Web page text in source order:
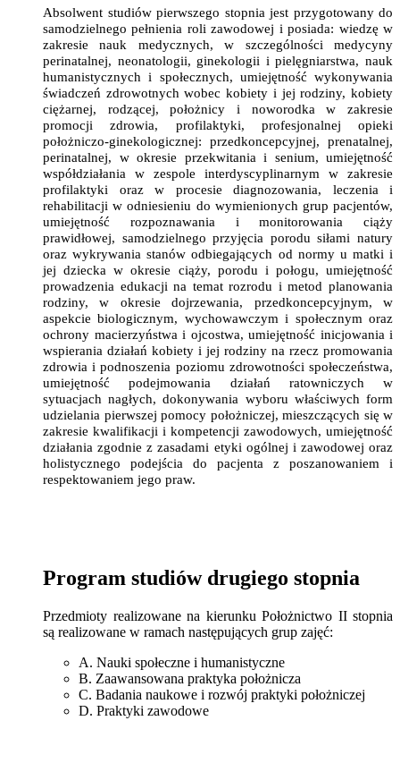
Absolwent studiów pierwszego stopnia jest przygotowany do
samodzielnego pełnienia roli zawodowej i posiada: wiedzę w
zakresie nauk medycznych, w szczególności medycyny
perinatalnej, neonatologii, ginekologii i pielęgniarstwa, nauk
humanistycznych i społecznych, umiejętność wykonywania
świadczeń zdrowotnych wobec kobiety i jej rodziny, kobiety
ciężarnej, rodzącej, położnicy i noworodka w zakresie
promocji zdrowia, profilaktyki, profesjonalnej opieki
położniczo-ginekologicznej: przedkoncepcyjnej, prenatalnej,
perinatalnej, w okresie przekwitania i senium, umiejętność
współdziałania w zespole interdyscyplinarnym w zakresie
profilaktyki oraz w procesie diagnozowania, leczenia i
rehabilitacji w odniesieniu do wymienionych grup pacjentów,
umiejętność rozpoznawania i monitorowania ciąży
prawidłowej, samodzielnego przyjęcia porodu siłami natury
oraz wykrywania stanów odbiegających od normy u matki i
jej dziecka w okresie ciąży, porodu i połogu, umiejętność
prowadzenia edukacji na temat rozrodu i metod planowania
rodziny, w okresie dojrzewania, przedkoncepcyjnym, w
aspekcie biologicznym, wychowawczym i społecznym oraz
ochrony macierzyństwa i ojcostwa, umiejętność inicjowania i
wspierania działań kobiety i jej rodziny na rzecz promowania
zdrowia i podnoszenia poziomu zdrowotności społeczeństwa,
umiejętność podejmowania działań ratowniczych w
sytuacjach nagłych, dokonywania wyboru właściwych form
udzielania pierwszej pomocy położniczej, mieszczących się w
zakresie kwalifikacji i kompetencji zawodowych, umiejętność
działania zgodnie z zasadami etyki ogólnej i zawodowej oraz
holistycznego podejścia do pacjenta z poszanowaniem i
respektowaniem jego praw.
Program studiów drugiego stopnia
Przedmioty realizowane na kierunku Położnictwo II stopnia
są realizowane w ramach następujących grup zajęć:
A. Nauki społeczne i humanistyczne
B. Zaawansowana praktyka położnicza
C. Badania naukowe i rozwój praktyki położniczej
D. Praktyki zawodowe